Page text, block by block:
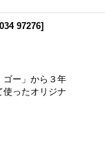
97276]
ゴー」から３年
ったオリジナ